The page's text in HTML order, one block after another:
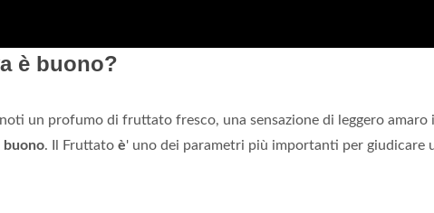
è buono?
noti un profumo di fruttato fresco, una sensazione di leggero amaro
buono. Il Fruttato è' uno dei parametri più importanti per giudicare